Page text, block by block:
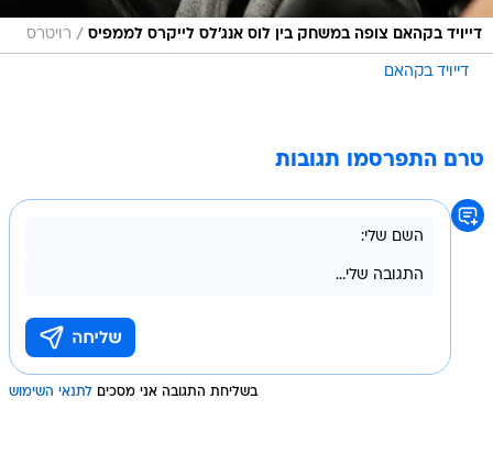
דייויד בקהאם צופה במשחק בין לוס אנג'לס לייקרס לממפיס / רויטרס
דייויד בקהאם
טרם התפרסמו תגובות
בשליחת התגובה אני מסכים לתנאי השימוש